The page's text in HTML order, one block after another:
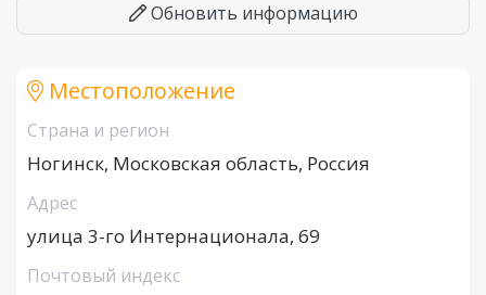
Обновить информацию
Местоположение
Страна и регион
Ногинск, Московская область, Россия
Адрес
улица 3-го Интернационала, 69
Почтовый индекс